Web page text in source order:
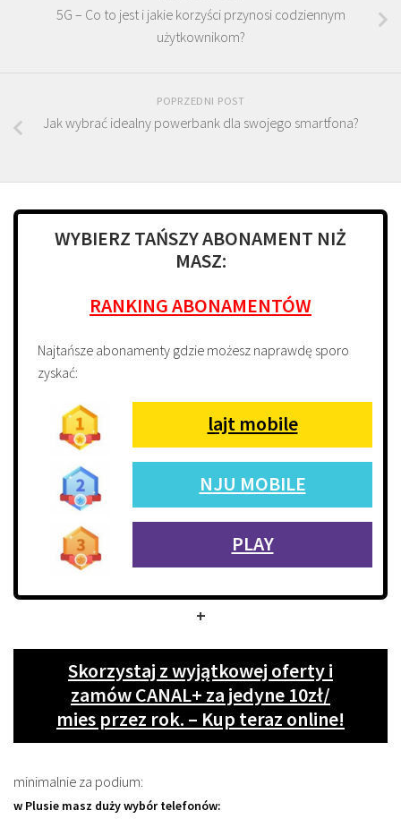
5G – Co to jest i jakie korzyści przynosi codziennym
użytkownikom?
POPRZEDNI POST
Jak wybrać idealny powerbank dla swojego smartfona?
WYBIERZ TAŃSZY ABONAMENT NIŻ
MASZ:
RANKING ABONAMENTÓW
Najtańsze abonamenty gdzie możesz naprawdę sporo
zyskać:
lajt mobile
NJU MOBILE
PLAY
+
Skorzystaj z wyjątkowej oferty i
zamów CANAL+ za jedyne 10zł/
mies przez rok. – Kup teraz online!
minimalnie za podium:
w Plusie masz duży wybór telefonów: